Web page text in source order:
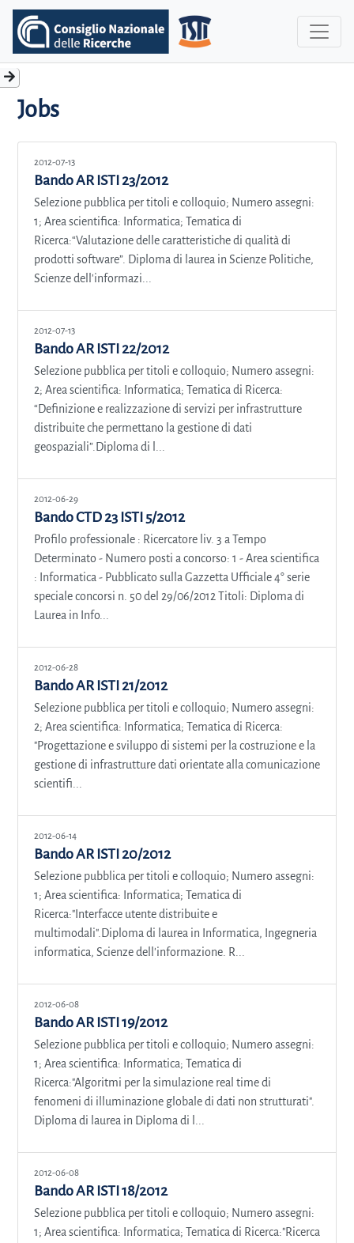
Jobs
2012-07-13
Bando AR ISTI 23/2012
Selezione pubblica per titoli e colloquio; Numero assegni:
1; Area scientifica: Informatica; Tematica di
Ricerca:“Valutazione delle caratteristiche di qualità di
prodotti software”. Diploma di laurea in Scienze Politiche,
Scienze dell'informazi...
2012-07-13
Bando AR ISTI 22/2012
Selezione pubblica per titoli e colloquio; Numero assegni:
2; Area scientifica: Informatica; Tematica di Ricerca:
“Definizione e realizzazione di servizi per infrastrutture
distribuite che permettano la gestione di dati
geospaziali”.Diploma di l...
2012-06-29
Bando CTD 23 ISTI 5/2012
Profilo professionale : Ricercatore liv. 3 a Tempo
Determinato - Numero posti a concorso: 1 - Area scientifica
: Informatica - Pubblicato sulla Gazzetta Ufficiale 4° serie
speciale concorsi n. 50 del 29/06/2012 Titoli: Diploma di
Laurea in Info...
2012-06-28
Bando AR ISTI 21/2012
Selezione pubblica per titoli e colloquio; Numero assegni:
2; Area scientifica: Informatica; Tematica di Ricerca:
"Progettazione e sviluppo di sistemi per la costruzione e la
gestione di infrastrutture dati orientate alla comunicazione
scientifi...
2012-06-14
Bando AR ISTI 20/2012
Selezione pubblica per titoli e colloquio; Numero assegni:
1; Area scientifica: Informatica; Tematica di
Ricerca:"Interfacce utente distribuite e
multimodali".Diploma di laurea in Informatica, Ingegneria
informatica, Scienze dell'informazione. R...
2012-06-08
Bando AR ISTI 19/2012
Selezione pubblica per titoli e colloquio; Numero assegni:
1; Area scientifica: Informatica; Tematica di
Ricerca:"Algoritmi per la simulazione real time di
fenomeni di illuminazione globale di dati non strutturati".
Diploma di laurea in Diploma di l...
2012-06-08
Bando AR ISTI 18/2012
Selezione pubblica per titoli e colloquio; Numero assegni:
1; Area scientifica: Informatica; Tematica di Ricerca:"Ricerca